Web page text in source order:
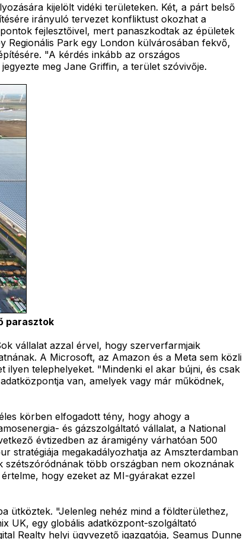
kijelölt vidéki területeken. Két, a párt belső
irányuló tervezet konfliktust okozhat a
fejlesztőivel, mert panaszkodtak az épületek
Regionális Park egy London külvárosában fekvő,
"A kérdés inkább az országos
meg Jane Griffin, a terület szóvivője.
parasztok
vállalat azzal érvel, hogy szerverfarmjaik
A Microsoft, az Amazon és a Meta sem közli
ilyen telephelyeket. "Mindenki el akar bújni, és csak
van, amelyek vagy már működnek,
körben elfogadott tény, hogy ahogy a
és gázszolgáltató vállalat, a National
évtizedben az áramigény várhatóan 500
stratégiája megakadályozhatja az Amszterdamban
több országban nem okoznának
hogy ezeket az MI-gyárakat ezzel
ütköztek. "Jelenleg nehéz mind a földterülethez,
UK, egy globális adatközpont-szolgáltató
Realty helyi ügyvezető igazgatója, Seamus Dunne